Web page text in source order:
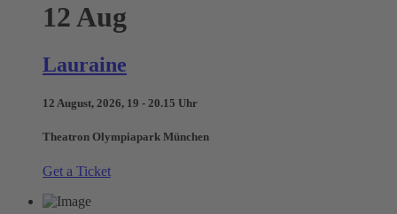
12Aug
Lauraine
12 August, 2026, 19 - 20.15 Uhr
Theatron Olympiapark München
Get a Ticket